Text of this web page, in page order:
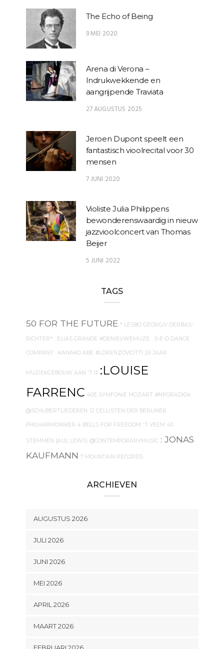
The Echo of Being
9 MEI 2020
Arena di Verona –
Indrukwekkende en
aangrijpende Traviata
27 AUGUSTUS 2025
Jeroen Dupont speelt een
fantastisch vioolrecital voor 30
mensen
7 JUNI 2020
Violiste Julia Philippens
bewonderenswaardig in nieuw
jazzvioolconcert van Thomas
Beijer
5 JUNI 2022
TAGS
50 FOR THE FUTURE * LESBO GEORGIY DERBAS-
RICHTER* . ELIAS GRANDE #DENIEUWEMUZE . S-E-D DANCE
COMPANY . KANAKO ABE #LORENZOVIOTTI 20 JAAR
MUZIEKGEBOUW AAN 'T IJ :LOUISE
FARRENC 40E SYMFONIE MOZART #NPORADIO4
@SCHUBERTLIEDEREN 12 CELLISTEN DER BERLINER
PHILHARMONIKER 4 BELLS FOR FREEDOM 'T VEEM 40
STEMMEN {AUL LEWIS @CONTEMPORARYMUSIC : JONAS
KAUFMANN 7 MOUNTAIN RECORDS
ARCHIEVEN
AUGUSTUS 2026
JULI 2026
JUNI 2026
MEI 2026
APRIL 2026
MAART 2026
FEBRUARI 2026